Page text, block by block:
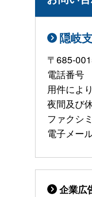
隠岐
〒685-
電話番号
用件によ
夜間及び
ファクシ
電子メ
企業広